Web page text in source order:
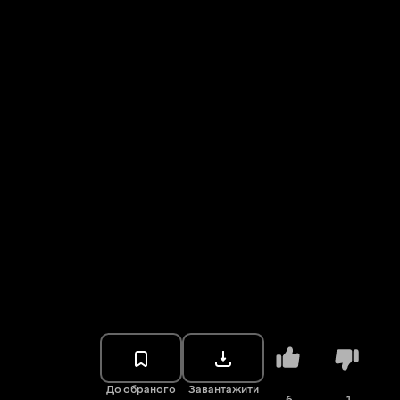
До обраного Завантажити